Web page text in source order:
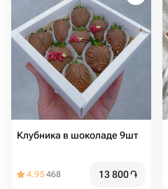
Клубника в шоколаде 9шт️
4.95468 13 800֏